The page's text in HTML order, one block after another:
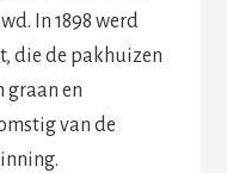
In 1898 werd
die de pakhuizen
graan en
van de